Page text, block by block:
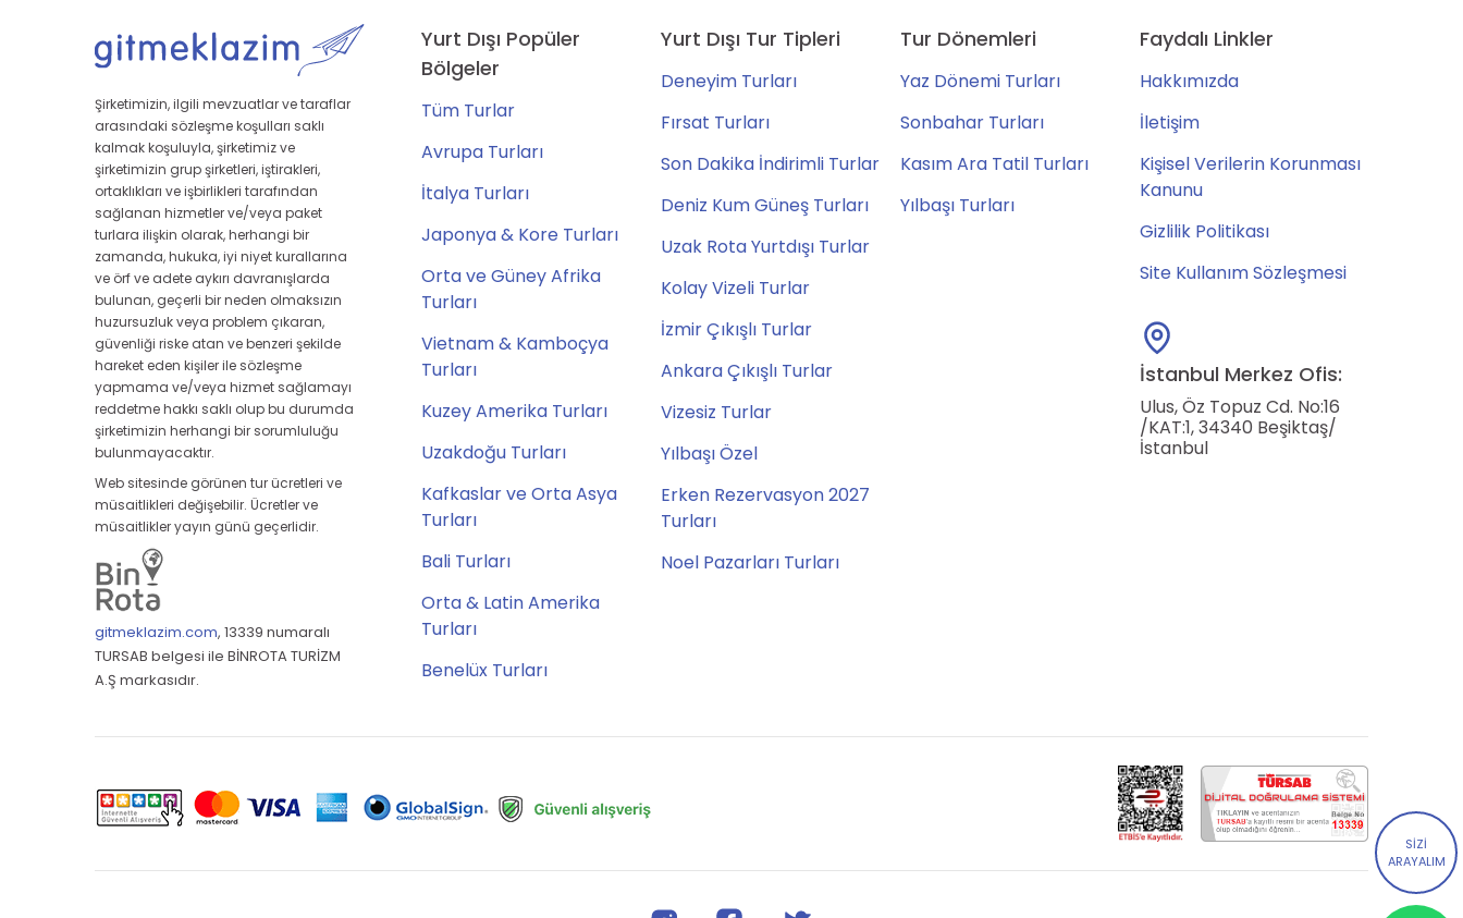
Şirketimizin, ilgili mevzuatlar ve taraflar
arasındaki sözleşme koşulları saklı
kalmak koşuluyla, şirketimiz ve
şirketimizin grup şirketleri, iştirakleri,
ortaklıkları ve işbirlikleri tarafından
sağlanan hizmetler ve/veya paket
turlara ilişkin olarak, herhangi bir
zamanda, hukuka, iyi niyet kurallarına
ve örf ve adete aykırı davranışlarda
bulunan, geçerli bir neden olmaksızın
huzursuzluk veya problem çıkaran,
güvenliği riske atan ve benzeri şekilde
hareket eden kişiler ile sözleşme
yapmama ve/veya hizmet sağlamayı
reddetme hakkı saklı olup bu durumda
şirketimizin herhangi bir sorumluluğu
bulunmayacaktır.
Web sitesinde görünen tur ücretleri ve
müsaitlikleri değişebilir. Ücretler ve
müsaitlikler yayın günü geçerlidir.
gitmeklazim.com, 13339 numaralı
TURSAB belgesi ile BİNROTA TURİZM
A.Ş markasıdır.
Yurt Dışı Popüler
Bölgeler
Tüm Turlar
Avrupa Turları
İtalya Turları
Japonya & Kore Turları
Orta ve Güney Afrika
Turları
Vietnam & Kamboçya
Turları
Kuzey Amerika Turları
Uzakdoğu Turları
Kafkaslar ve Orta Asya
Turları
Bali Turları
Orta & Latin Amerika
Turları
Benelüx Turları
Yurt Dışı Tur Tipleri
Deneyim Turları
Fırsat Turları
Son Dakika İndirimli Turlar
Deniz Kum Güneş Turları
Uzak Rota Yurtdışı Turlar
Kolay Vizeli Turlar
İzmir Çıkışlı Turlar
Ankara Çıkışlı Turlar
Vizesiz Turlar
Yılbaşı Özel
Erken Rezervasyon 2027
Turları
Noel Pazarları Turları
Tur Dönemleri
Yaz Dönemi Turları
Sonbahar Turları
Kasım Ara Tatil Turları
Yılbaşı Turları
Faydalı Linkler
Hakkımızda
İletişim
Kişisel Verilerin Korunması
Kanunu
Gizlilik Politikası
Site Kullanım Sözleşmesi
İstanbul Merkez Ofis:
Ulus, Öz Topuz Cd. No:16
/KAT:1, 34340 Beşiktaş/
İstanbul
SİZİ
ARAYALIM